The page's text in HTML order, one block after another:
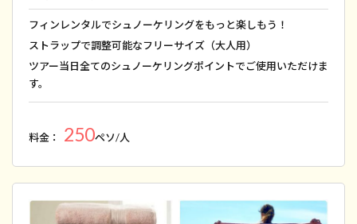
フィンレンタルでシュノーケリングをもっと楽しもう！
ストラップで調整可能なフリーサイズ（大人用）
ツアー当日全てのシュノーケリングポイントでご使用いただけま
す。
料金： 250ペソ/人